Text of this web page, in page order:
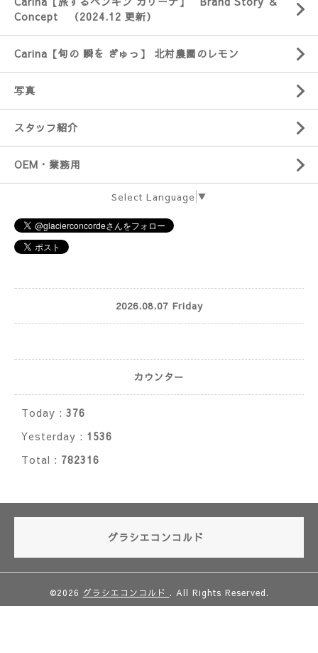
Concept （2024.12 更新）
Carina【旬の 瞬を ぎゅっ】 北村農園のレモン
写真
スタッフ紹介
OEM・業務用
Select Language ▼
2026.08.07 Friday
カウンター
Today : 376
Yesterday : 1536
Total : 782316
グラシエコンコルド
©2026 グラシエコンコルド . All Rights Reserved.